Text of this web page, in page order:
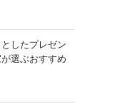
としたプレゼン
選ぶおすすめ